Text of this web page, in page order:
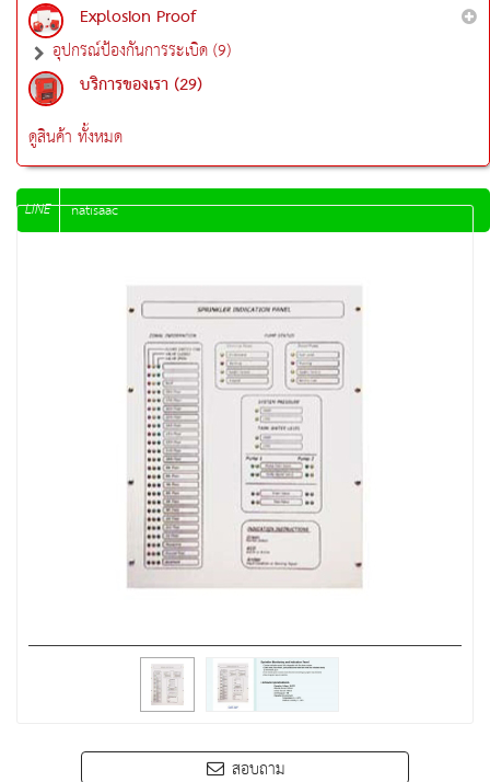
Explosion Proof
อุปกรณ์ป้องกันการระเบิด (9)
บริการของเรา (29)
ดูสินค้า ทั้งหมด
LINE natisaac
สอบถาม